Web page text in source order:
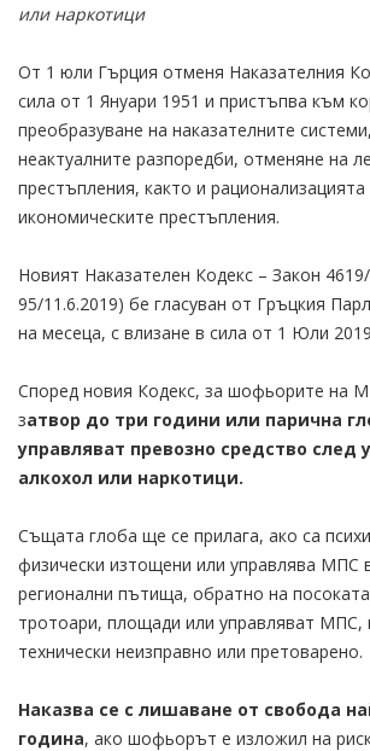
или наркотици
От 1 юли Гърция отменя Наказателния
сила от 1 Януари 1951 и пристъпва към
преобразуване на наказателните
неактуалните разпоредби, отменяне на
престъпления, както и рационализацията
икономическите престъпления.
Новият Наказателен Кодекс – Закон
95/11.6.2019) бе гласуван от Гръцкия
на месеца, с влизане в сила от 1 Юли
Според новия Кодекс, за шофьорите на
затвор до три години или парична
управляват превозно средство след
алкохол или наркотици.
Същата глоба ще се прилага, ако са
физически изтощени или управлява МПС
регионални пътища, обратно на
тротоари, площади или управляват МПС,
технически неизправно или претоварено.
Наказва се с лишаване от свобода
година, ако шофьорът е изложил на